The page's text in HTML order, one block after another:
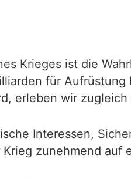
Krieges ist die
für
erleben wir
Interessen,
zunehmend auf